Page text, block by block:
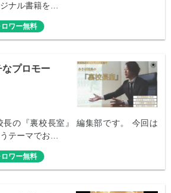
ナル書籍を…
ロワー無料
なプロモー
長の『裏校長室』 編集部です。 今回は
テーマでお…
ロワー無料